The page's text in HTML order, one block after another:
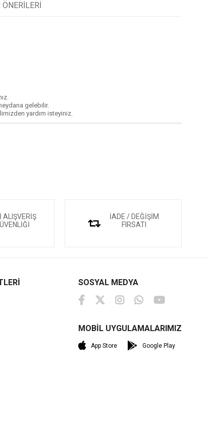
ÖNERILERI
gelebilir.
yardım isteyiniz.
ALIŞVERİŞ
İADE / DEĞİŞİM
FIRSATI
SOSYAL MEDYA
MOBİL UYGULAMALARIMIZ
App Store Google Play